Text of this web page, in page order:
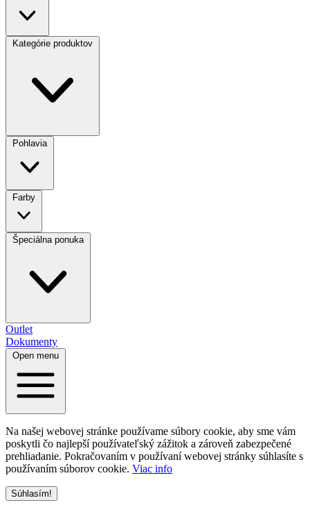
Kategórie produktov
Pohlavia
Farby
Špeciálna ponuka
Outlet
Dokumenty
Open menu
Na našej webovej stránke používame súbory cookie, aby sme vám
poskytli čo najlepší používateľský zážitok a zároveň zabezpečené
prehliadanie. Pokračovaním v používaní webovej stránky súhlasíte s
používaním súborov cookie. Viac info
Súhlasím!